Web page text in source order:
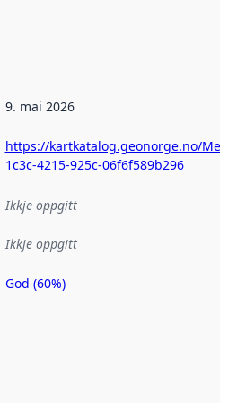
9. mai 2026
https://kartkatalog.geonorge.no/
1c3c-4215-925c-06f6f589b296
Ikkje oppgitt
Ikkje oppgitt
God (60%)